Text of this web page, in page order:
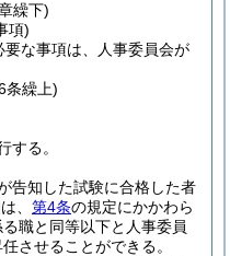
繰下)
項)
要な事項は、人事委員会が
条繰上)
する。
告知した試験に合格した者
、 第4条の規定にかかわら
職と同等以下と人事委員
させることができる。